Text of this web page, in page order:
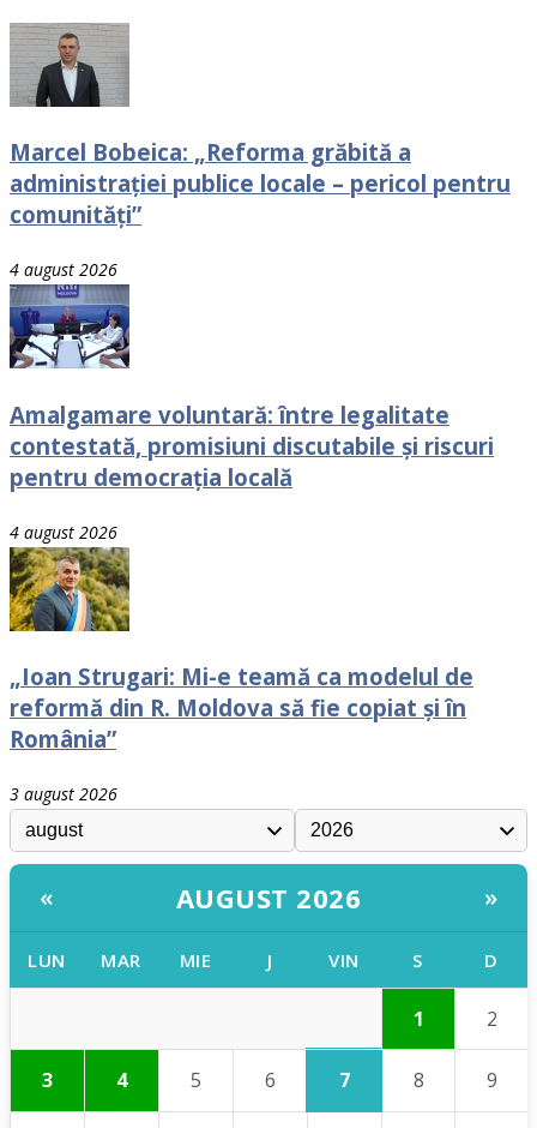
Marcel Bobeica: „Reforma grăbită a
administrației publice locale – pericol pentru
comunități”
4 august 2026
Amalgamare voluntară: între legalitate
contestată, promisiuni discutabile și riscuri
pentru democrația locală
4 august 2026
„Ioan Strugari: Mi-e teamă ca modelul de
reformă din R. Moldova să fie copiat și în
România”
3 august 2026
« AUGUST 2026 »
LUN MAR MIE J VIN S D
1 2
3 4 5 6 7 8 9